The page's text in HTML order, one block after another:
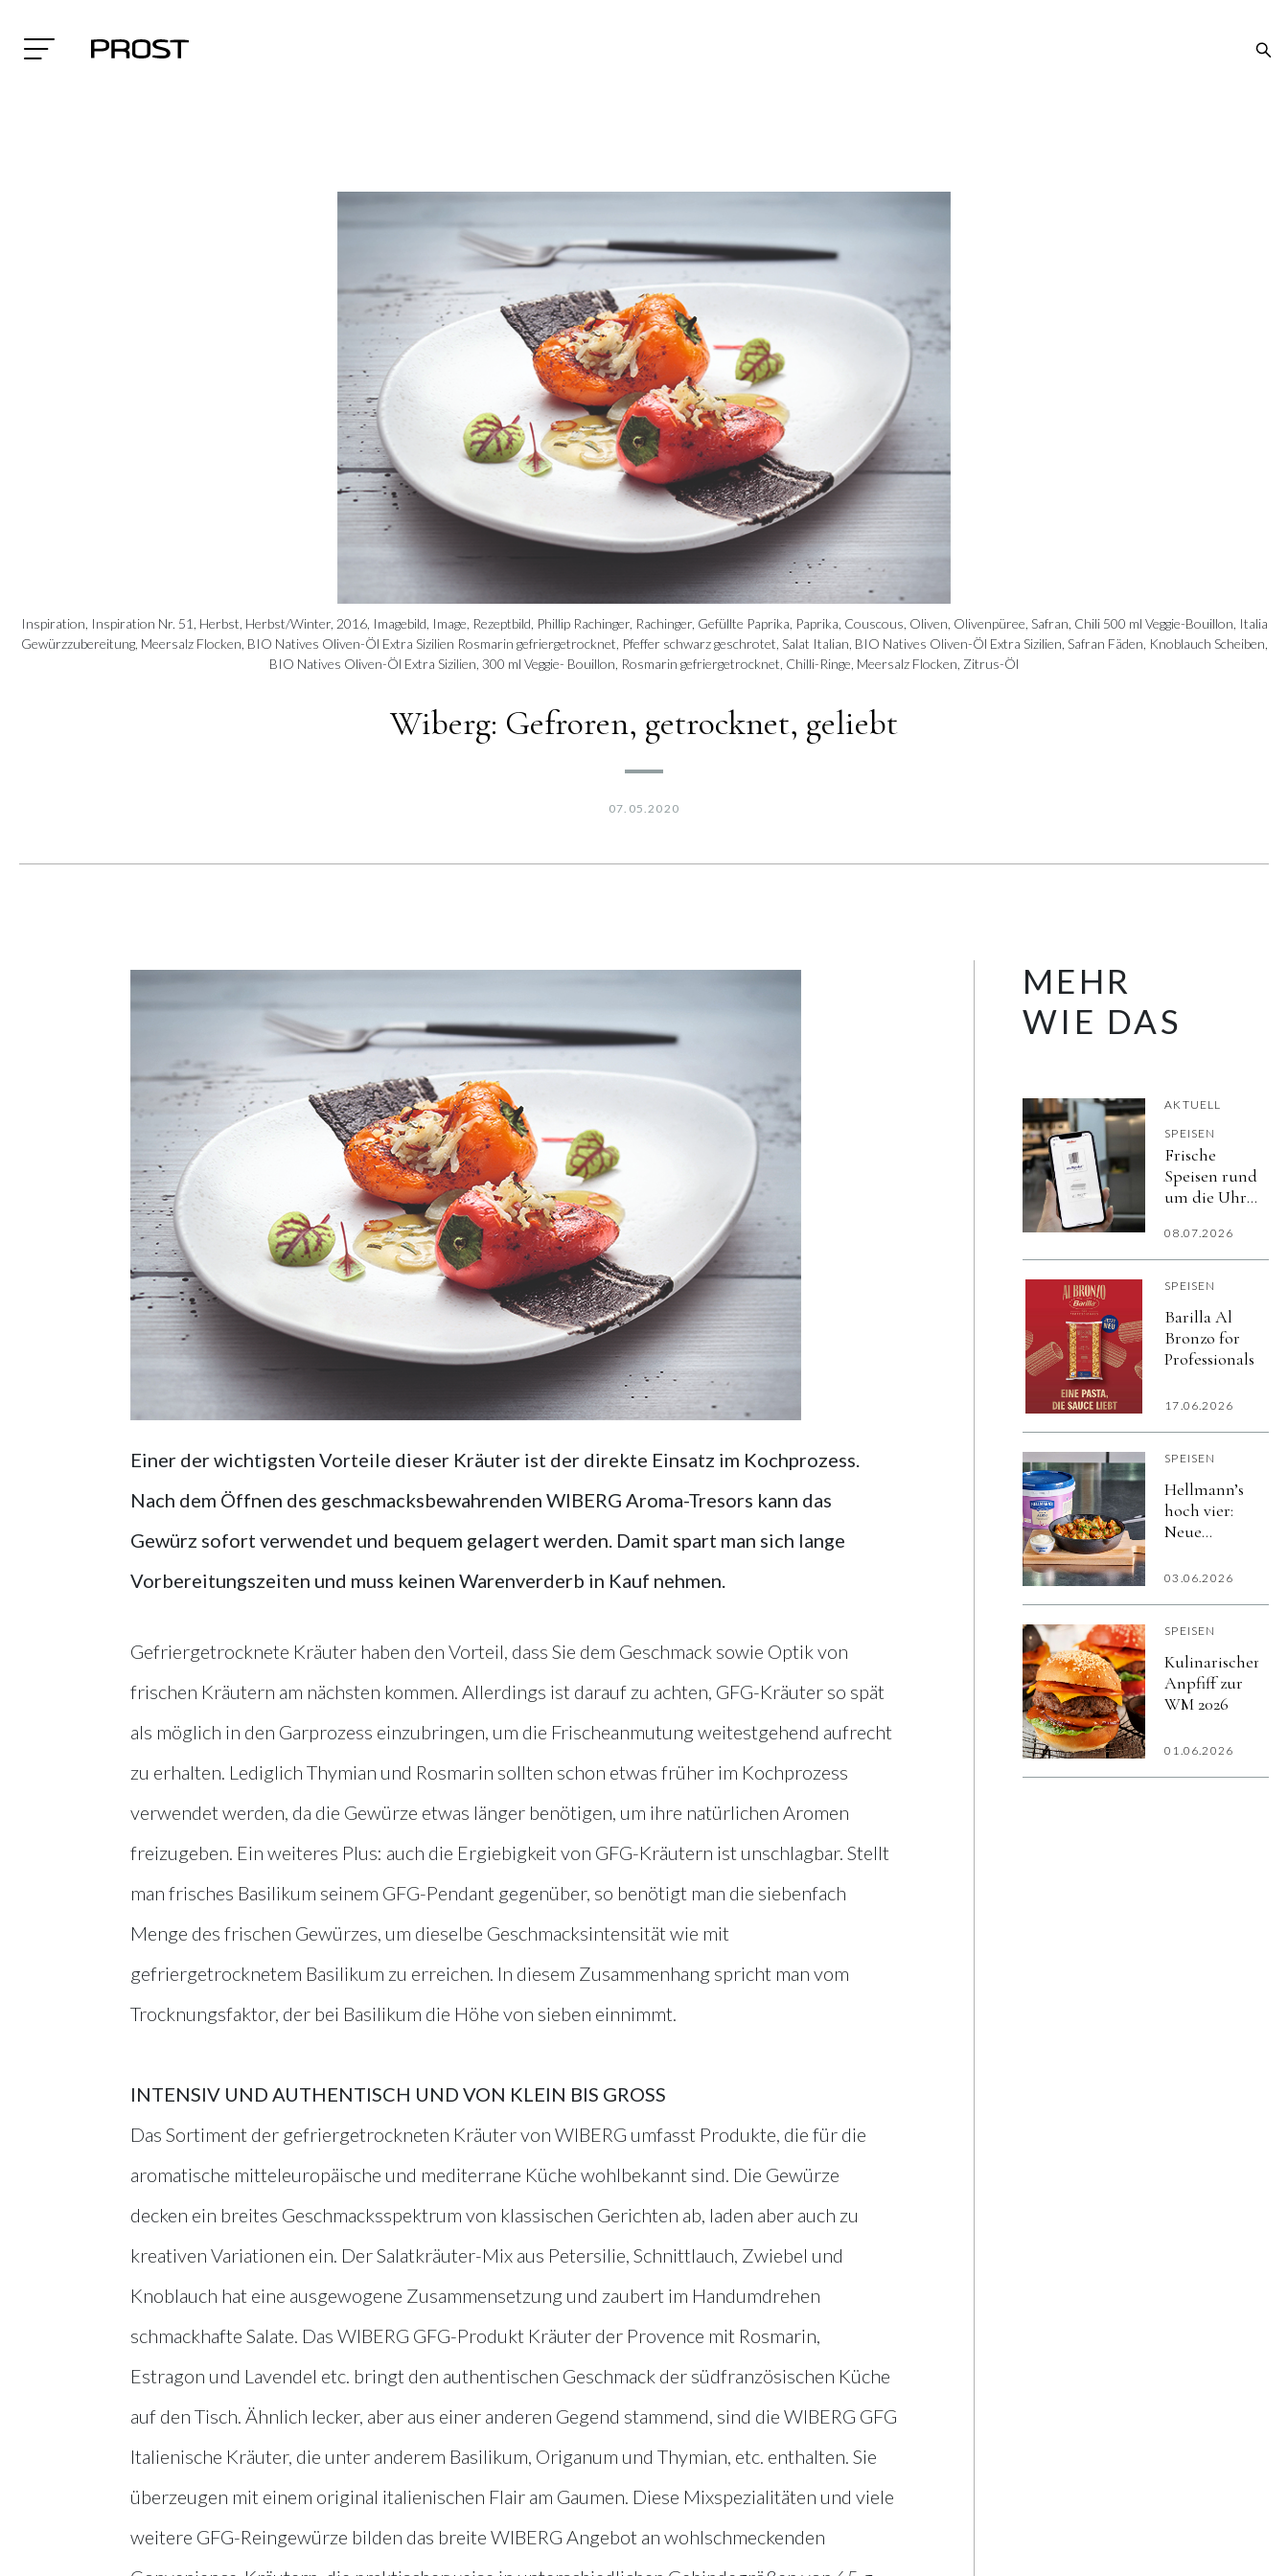
Inspiration, Inspiration Nr. 51, Herbst, Herbst/Winter, 2016, Imagebild, Image, Rezeptbild, Phillip Rachinger, Rachinger, Gefüllte Paprika, Paprika, Couscous, Oliven, Olivenpüree, Safran, Chili 500 ml Veggie-Bouillon, Italia
Gewürzzubereitung, Meersalz Flocken, BIO Natives Oliven-Öl Extra Sizilien Rosmarin gefriergetrocknet, Pfeffer schwarz geschrotet, Salat Italian, BIO Natives Oliven-Öl Extra Sizilien, Safran Fäden, Knoblauch Scheiben,
BIO Natives Oliven-Öl Extra Sizilien, 300 ml Veggie- Bouillon, Rosmarin gefriergetrocknet, Chilli-Ringe, Meersalz Flocken, Zitrus-Öl
Wiberg: Gefroren, getrocknet, geliebt
07.05.2020
Einer der wichtigsten Vorteile dieser Kräuter ist der direkte Einsatz im Kochprozess.
Nach dem Öffnen des geschmacksbewahrenden WIBERG Aroma-Tresors kann das
Gewürz sofort verwendet und bequem gelagert werden. Damit spart man sich lange
Vorbereitungszeiten und muss keinen Warenverderb in Kauf nehmen.
Gefriergetrocknete Kräuter haben den Vorteil, dass Sie dem Geschmack sowie Optik von
frischen Kräutern am nächsten kommen. Allerdings ist darauf zu achten, GFG-Kräuter so spät
als möglich in den Garprozess einzubringen, um die Frischeanmutung weitestgehend aufrecht
zu erhalten. Lediglich Thymian und Rosmarin sollten schon etwas früher im Kochprozess
verwendet werden, da die Gewürze etwas länger benötigen, um ihre natürlichen Aromen
freizugeben. Ein weiteres Plus: auch die Ergiebigkeit von GFG-Kräutern ist unschlagbar. Stellt
man frisches Basilikum seinem GFG-Pendant gegenüber, so benötigt man die siebenfach
Menge des frischen Gewürzes, um dieselbe Geschmacksintensität wie mit
gefriergetrocknetem Basilikum zu erreichen. In diesem Zusammenhang spricht man vom
Trocknungsfaktor, der bei Basilikum die Höhe von sieben einnimmt.
INTENSIV UND AUTHENTISCH UND VON KLEIN BIS GROSS
Das Sortiment der gefriergetrockneten Kräuter von WIBERG umfasst Produkte, die für die
aromatische mitteleuropäische und mediterrane Küche wohlbekannt sind. Die Gewürze
decken ein breites Geschmacksspektrum von klassischen Gerichten ab, laden aber auch zu
kreativen Variationen ein. Der Salatkräuter-Mix aus Petersilie, Schnittlauch, Zwiebel und
Knoblauch hat eine ausgewogene Zusammensetzung und zaubert im Handumdrehen
schmackhafte Salate. Das WIBERG GFG-Produkt Kräuter der Provence mit Rosmarin,
Estragon und Lavendel etc. bringt den authentischen Geschmack der südfranzösischen Küche
auf den Tisch. Ähnlich lecker, aber aus einer anderen Gegend stammend, sind die WIBERG GFG
Italienische Kräuter, die unter anderem Basilikum, Origanum und Thymian, etc. enthalten. Sie
überzeugen mit einem original italienischen Flair am Gaumen. Diese Mixspezialitäten und viele
weitere GFG-Reingewürze bilden das breite WIBERG Angebot an wohlschmeckenden
MEHR
WIE DAS
AKTUELL
SPEISEN
Frische
Speisen rund
um die Uhr
Prozesse
entkoppeln
und
flexibel
versorgen.
08.07.2026
SPEISEN
Barilla Al
Bronzo for
Professionals
17.06.2026
SPEISEN
Hellmann’s
hoch vier:
Neue
Saucen
Geschmack
03.06.2026
SPEISEN
Kulinarischer
Anpfiff zur
WM 2026
01.06.2026